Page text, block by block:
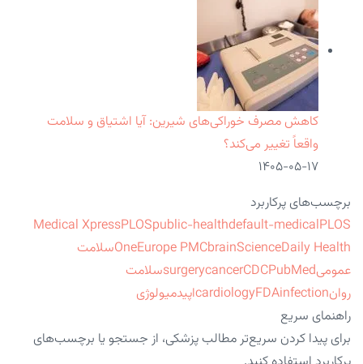
کاهش مصرف خوراکی‌های شیرین: آیا اشتیاق و سلامت
واقعاً تغییر می‌کند؟
۱۴۰۵-۰۵-۱۷
برچسب‌های پرکاربرد
Medical XpressPLOSpublic-healthdefault-medicalPLOS
OneEurope PMCbrainScienceDaily Health
سلامت
عمومی
surgerycancerCDCPubMed
سلامت
روان
cardiologyFDAinfection
اپیدمیولوژی
راهنمای سریع
برای پیدا کردن سریع‌تر مطالب پزشکی، از جستجو یا برچسب‌های